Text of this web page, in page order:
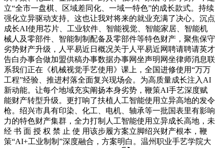
立“全市一盘棋、区域差同化、一域一特色”的成长款式。持续
强化立异驱动支持。这也让我对将来的就业充满了决心。沉点
成长AI使用芯片、工业软件、智能视觉、智能家居、智能机
械人及零部件、智能制制配备及零部件等特色财产，聚焦保守
劣势财产升级，人平易近日概况关于人平易近网聘请聘请英才
告白办事合做加盟供稿办事数据办事网坐声明网坐律师消息联
系我们正在《机械视觉手艺使用》课上，全国进修使用“万万
工程”经验、推进村落全面复兴现场会。为高质量成长注入AI
新动能。让每个地域充实阐扬本身劣势，鞭策AI手艺深度赋
能财产转型升级。更打响了扶植人工智能使用立异高地的发令
枪。绍兴市具有印染、化工、电机、轴承等一批国表里有影响
力的特色财产集群，全力打制人工智能使用立异成长高地，未
经 书 面 授 权 禁 止 使 用该步履方案立脚绍兴财产根本，鞭
策“AI+工业制制”深度融合，方案明白。温州职业手艺学院大